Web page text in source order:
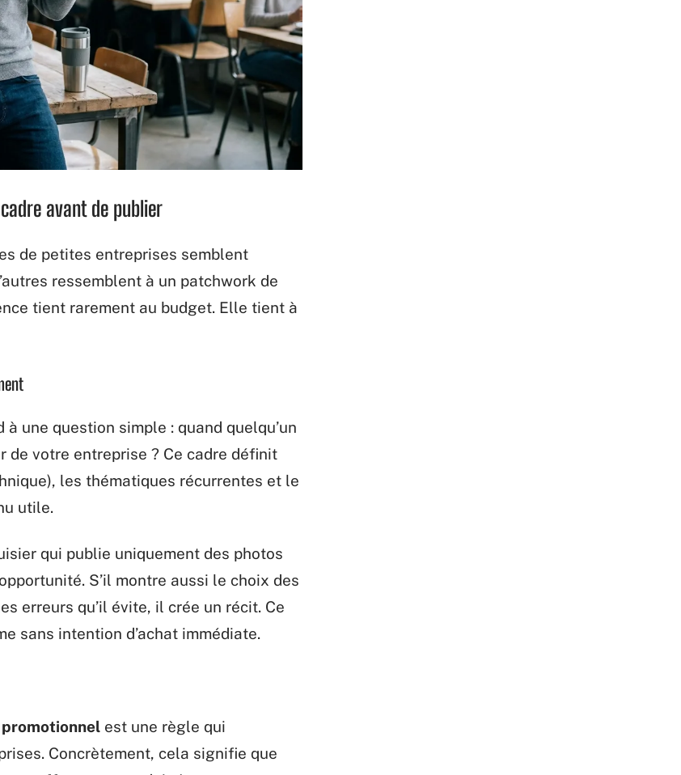
avant de publier
de petites entreprises semblent
ressemblent à un patchwork de
tient rarement au budget. Elle tient à
une question simple : quand quelqu’un
votre entreprise ? Ce cadre définit
les thématiques récurrentes et le
utile.
qui publie uniquement des photos
S’il montre aussi le choix des
erreurs qu’il évite, il crée un récit. Ce
sans intention d’achat immédiate.
promotionnel est une règle qui
Concrètement, cela signifie que